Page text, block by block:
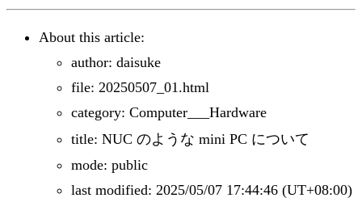
About this article:
author: daisuke
file: 20250507_01.html
category: Computer___Hardware
title: NUC のような mini PC について
mode: public
last modified: 2025/05/07 17:44:46 (UT+08:00)